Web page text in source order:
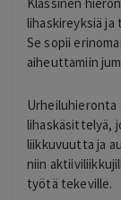
lihaskireyksiä
Se sopii
aiheuttamiin
Urheiluhieronta
lihaskäsittelyä,
liikkuvuutta ja
niin
työtä tekeville.